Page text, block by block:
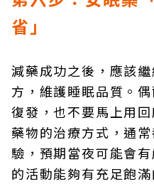
省」
減藥成功之後，應該
方，維護睡眠品質。
復發，也不要馬上用
藥物的治療方式，通
驗，預期當夜可能會
的活動能夠有充足飽